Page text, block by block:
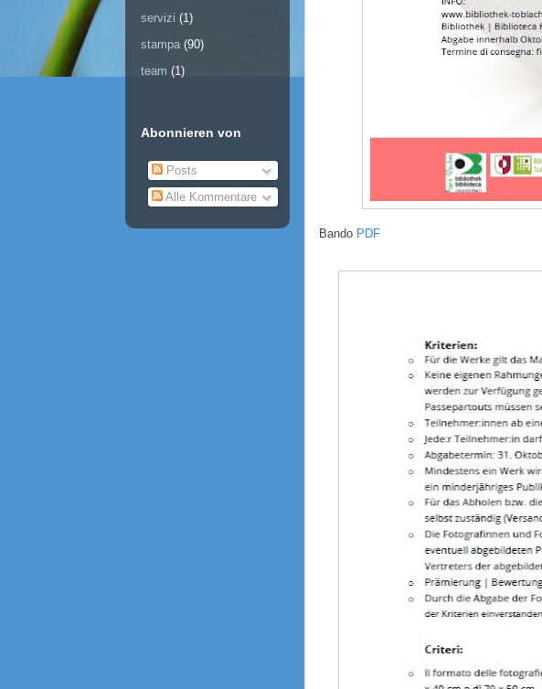
Bando PDF
servizi (1)
stampa (90)
team (1)
Abonnieren von
Posts
Alle Kommentare